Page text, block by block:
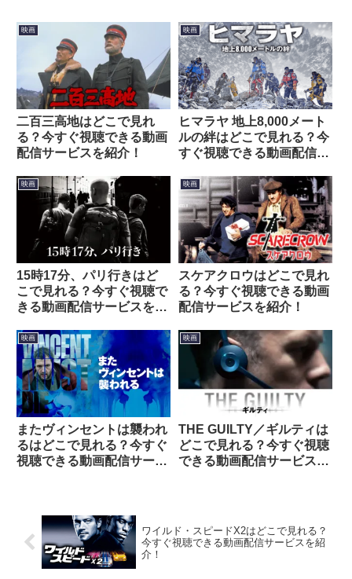
映画
二百三高地はどこで見れ
る？今すぐ視聴できる動画
配信サービスを紹介！
映画
ヒマラヤ 地上8,000メート
ルの絆はどこで見れる？今
すぐ視聴できる動画配信サ
映画
15時17分、パリ行きはど
こで見れる？今すぐ視聴で
きる動画配信サービスを紹
映画
スケアクロウはどこで見れ
る？今すぐ視聴できる動画
配信サービスを紹介！
映画
またヴィンセントは襲われ
るはどこで見れる？今すぐ
視聴できる動画配信サービ
映画
THE GUILTY／ギルティは
どこで見れる？今すぐ視聴
できる動画配信サービスを
ワイルド・スピードX2はどこで見れる？
今すぐ視聴できる動画配信サービスを紹
介！